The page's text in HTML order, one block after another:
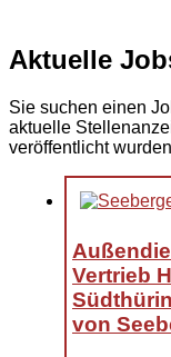
Aktuelle
Sie suchen einen
aktuelle
veröffentlicht
Vertrieb
von